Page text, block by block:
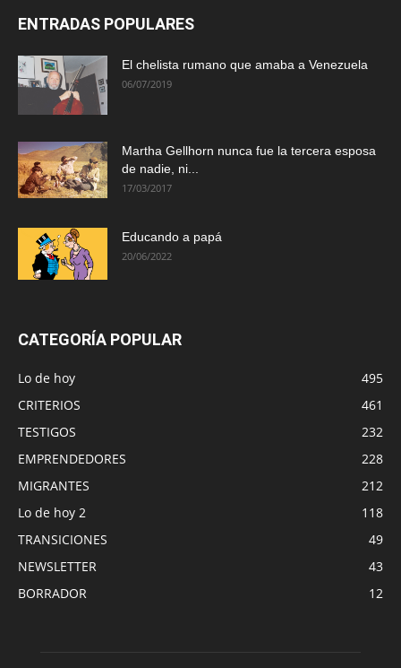
ENTRADAS POPULARES
El chelista rumano que amaba a Venezuela
06/07/2019
Martha Gellhorn nunca fue la tercera esposa
de nadie, ni...
17/03/2017
Educando a papá
20/06/2022
CATEGORÍA POPULAR
Lo de hoy
495
CRITERIOS
461
TESTIGOS
232
EMPRENDEDORES
228
MIGRANTES
212
Lo de hoy 2
118
TRANSICIONES
49
NEWSLETTER
43
BORRADOR
12